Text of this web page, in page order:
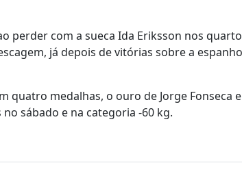
perder com a sueca Ida Eriksson nos
já depois de vitórias sobre a
quatro medalhas, o ouro de Jorge Fonseca
sábado e na categoria -60 kg.